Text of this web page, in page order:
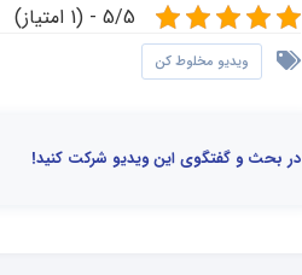
5/5 - (1 امتیاز)
ویدیو مخلوط کن
در بحث و گفتگوی این ویدیو شرکت کنید!